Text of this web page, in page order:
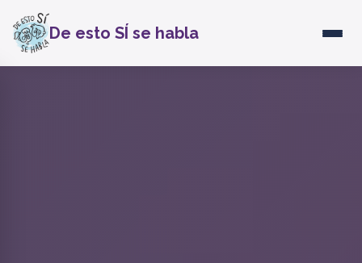
De esto SÍ se habla